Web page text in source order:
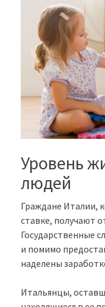
Уровень
людей
Граждане Италии,
ставке, получают
Государственные
и помимо
наделены
Итальянцы,